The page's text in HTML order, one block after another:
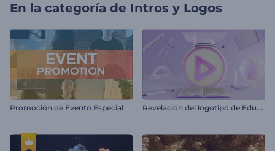
En la categoría de Intros y Logos
Promoción de Evento Especial R
evelación del logotipo de Educación